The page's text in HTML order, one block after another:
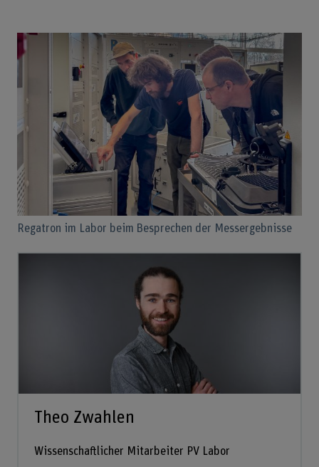
Regatron im Labor beim Besprechen der Messergebnisse
Theo Zwahlen
Wissenschaftlicher Mitarbeiter PV Labor